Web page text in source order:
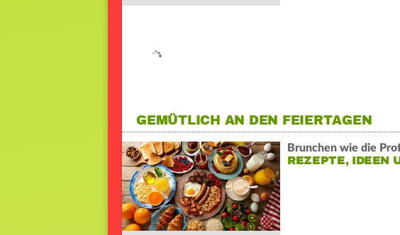
GEMÜTLICH AN DEN FEIERTAGEN
Brunchen wie die
REZEPTE, IDEEN